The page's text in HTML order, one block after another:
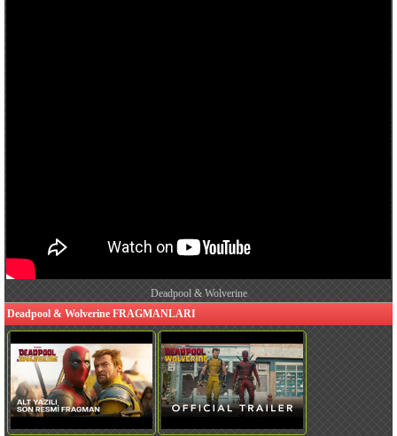
Deadpool & Wolverine
Deadpool & Wolverine FRAGMANLARI